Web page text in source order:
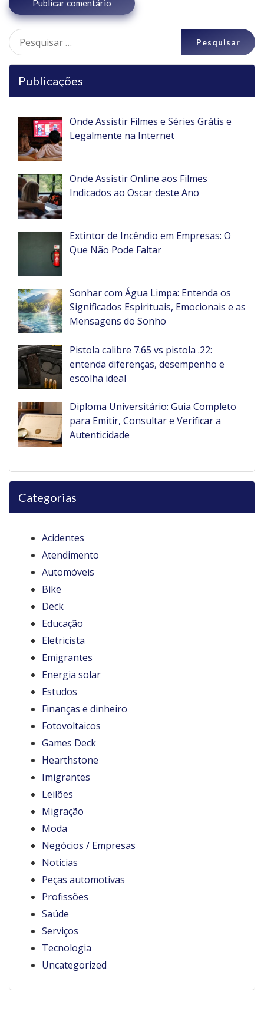
Pesquisar
por:
Publicações
Onde Assistir Filmes e Séries Grátis e
Legalmente na Internet
Onde Assistir Online aos Filmes
Indicados ao Oscar deste Ano
Extintor de Incêndio em Empresas: O
Que Não Pode Faltar
Sonhar com Água Limpa: Entenda os
Significados Espirituais, Emocionais e as
Mensagens do Sonho
Pistola calibre 7.65 vs pistola .22:
entenda diferenças, desempenho e
escolha ideal
Diploma Universitário: Guia Completo
para Emitir, Consultar e Verificar a
Autenticidade
Categorias
Acidentes
Atendimento
Automóveis
Bike
Deck
Educação
Eletricista
Emigrantes
Energia solar
Estudos
Finanças e dinheiro
Fotovoltaicos
Games Deck
Hearthstone
Imigrantes
Leilões
Migração
Moda
Negócios / Empresas
Noticias
Peças automotivas
Profissões
Saúde
Serviços
Tecnologia
Uncategorized